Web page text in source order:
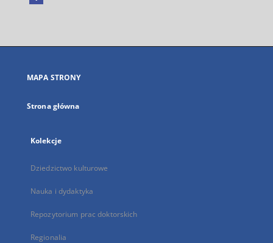
się
karcie
MAPA STRONY
Strona główna
Kolekcje
Dziedzictwo kulturowe
Nauka i dydaktyka
Repozytorium prac doktorskich
Regionalia